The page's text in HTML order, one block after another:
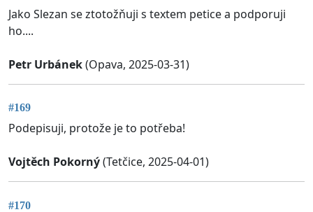
Jako Slezan se ztotožňuji s textem petice a podporuji
ho....
Petr Urbánek(Opava, 2025-03-31)
#169
Podepisuji, protože je to potřeba!
Vojtěch Pokorný(Tetčice, 2025-04-01)
#170